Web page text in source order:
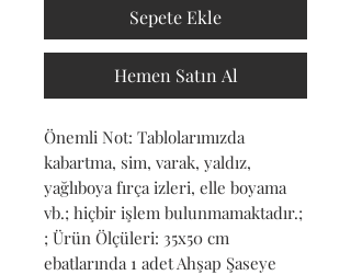
Sepete Ekle
Hemen Satın Al
Önemli Not: Tablolarımızda
kabartma, sim, varak, yaldız,
yağlıboya fırça izleri, elle boyama
vb.; hiçbir işlem bulunmamaktadır.;
; Ürün Ölçüleri: 35x50 cm
ebatlarında 1 adet Ahşap Şaseye